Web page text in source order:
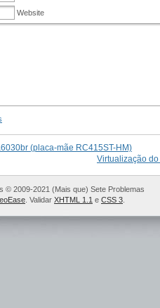
Website
(placa-mãe RC415ST-HM)
Virtualização
© 2009-2021 (Mais que) Sete Problemas
. Validar XHTML 1.1 e CSS 3